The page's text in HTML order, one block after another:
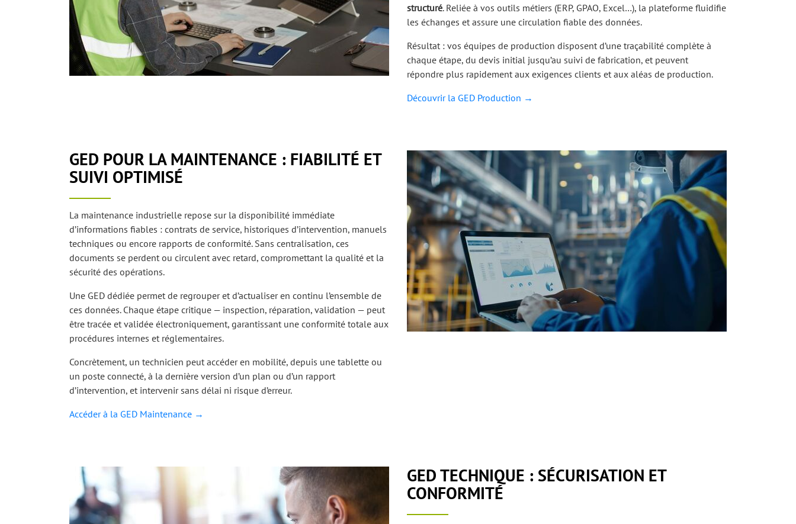
structuré. Reliée à vos outils métiers (ERP, GPAO, Excel…), la plateforme fluidifie
les échanges et assure une circulation fiable des données.
Résultat : vos équipes de production disposent d’une traçabilité complète à
chaque étape, du devis initial jusqu’au suivi de fabrication, et peuvent
répondre plus rapidement aux exigences clients et aux aléas de production.
Découvrir la GED Production →
GED POUR LA MAINTENANCE : FIABILITÉ ET
SUIVI OPTIMISÉ
La maintenance industrielle repose sur la disponibilité immédiate
d’informations fiables : contrats de service, historiques d’intervention, manuels
techniques ou encore rapports de conformité. Sans centralisation, ces
documents se perdent ou circulent avec retard, compromettant la qualité et la
sécurité des opérations.
Une GED dédiée permet de regrouper et d’actualiser en continu l’ensemble de
ces données. Chaque étape critique — inspection, réparation, validation — peut
être tracée et validée électroniquement, garantissant une conformité totale aux
procédures internes et réglementaires.
Concrètement, un technicien peut accéder en mobilité, depuis une tablette ou
un poste connecté, à la dernière version d’un plan ou d’un rapport
d’intervention, et intervenir sans délai ni risque d’erreur.
Accéder à la GED Maintenance →
GED TECHNIQUE : SÉCURISATION ET
CONFORMITÉ